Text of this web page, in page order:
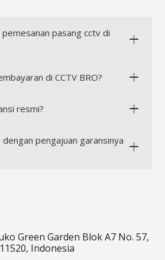
pemesanan pasang cctv di
di CCTV BRO?
resmi?
dengan pengajuan garansinya
Green Garden Blok A7 No. 57,
Indonesia